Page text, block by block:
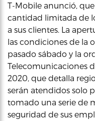
T-Mobile anunció,
cantidad limitada de
a sus clientes. La
las condiciones de la
pasado sábado y la
Telecomunicaciones
2020, que detalla
serán atendidos solo
tomado una serie de
seguridad de sus